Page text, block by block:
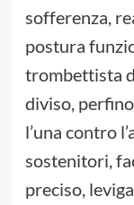
sofferenza,
postura
trombettista
diviso,
l’una contro
sostenitori,
preciso,